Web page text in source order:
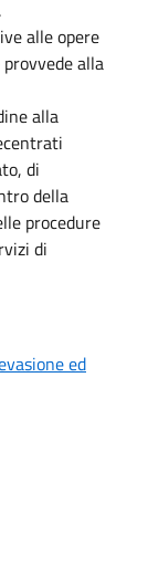
alle opere
alla
alla
di
della
procedure
di
ed